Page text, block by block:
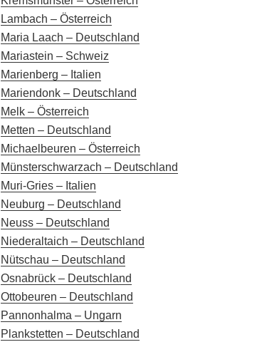
Lambach – Österreich
Maria Laach – Deutschland
Mariastein – Schweiz
Marienberg – Italien
Mariendonk – Deutschland
Melk – Österreich
Metten – Deutschland
Michaelbeuren – Österreich
Münsterschwarzach – Deutschland
Muri-Gries – Italien
Neuburg – Deutschland
Neuss – Deutschland
Niederaltaich – Deutschland
Nütschau – Deutschland
Osnabrück – Deutschland
Ottobeuren – Deutschland
Pannonhalma – Ungarn
Plankstetten – Deutschland